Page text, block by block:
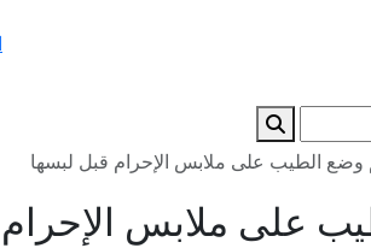
الطيب على ملابس الإحرام قبل لبسها
على ملابس الإحرام